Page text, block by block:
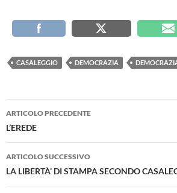
CASALEGGIO DEMOCRAZIA
Navigazione
articolo
ARTICOLO PRECEDENTE
L’EREDE
ARTICOLO SUCCESSIVO
LA LIBERTÀ’ DI STAMPA SECONDO